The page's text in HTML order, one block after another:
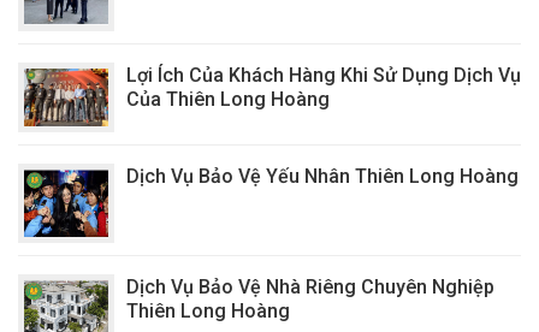
Lợi Ích Của Khách Hàng Khi Sử Dụng Dịch Vụ
Của Thiên Long Hoàng
Dịch Vụ Bảo Vệ Yếu Nhân Thiên Long Hoàng
Dịch Vụ Bảo Vệ Nhà Riêng Chuyên Nghiệp
Thiên Long Hoàng